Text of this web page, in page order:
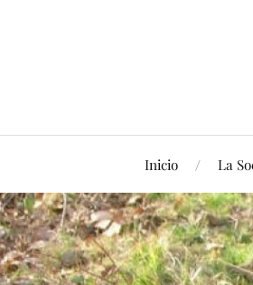
Inicio La